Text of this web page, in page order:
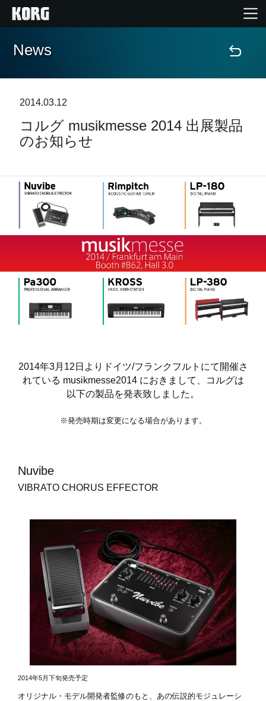
Home
Import Products
Events
Support
News
About KORG
News
2014.03.12
コルグ musikmesse 2014 出展製品
のお知らせ
2014年3月12日よりドイツ/フランクフルトにて開催さ
れている musikmesse2014 におきまして、コルグは
以下の製品を発表致しました。
※発売時期は変更になる場合があります。
Nuvibe
VIBRATO CHORUS EFFECTOR
2014年5月下旬発売予定
オリジナル・モデル開発者監修のもと、あの伝説的モジュレーシ